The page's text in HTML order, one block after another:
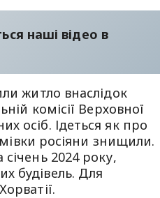
наші відео в
житло внаслідок
комісії Верховної
осіб. Ідеться як про
росіяни знищили.
2024 року,
будівель. Для